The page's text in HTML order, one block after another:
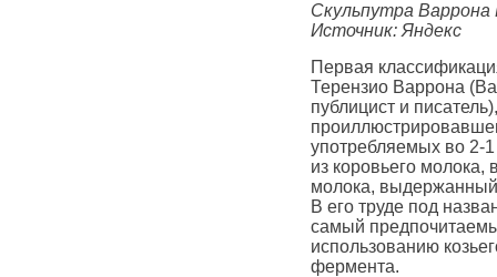
Скульпутра
Источник: Яндекс
Первая
Терензио Варрона
публицист и
употребляемых во 2-
из коровьего
молока, выдержанный
В его труде под
самый
использованию
фермента.